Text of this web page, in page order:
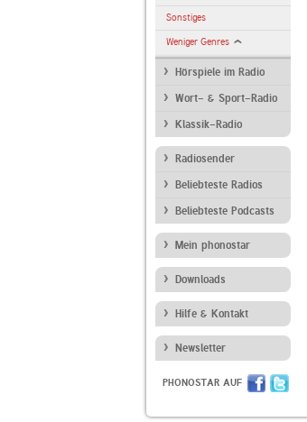
Sonstiges
Weniger Genres
Hörspiele im Radio
Wort- & Sport-Radio
Klassik-Radio
Radiosender
Beliebteste Radios
Beliebteste Podcasts
Mein phonostar
Downloads
Hilfe & Kontakt
Newsletter
PHONOSTAR AUF